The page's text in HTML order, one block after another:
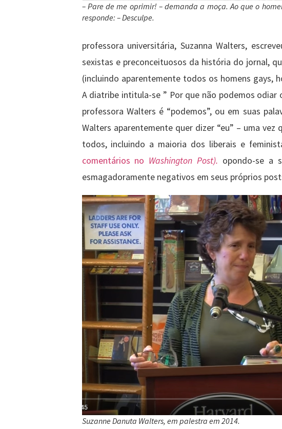
– Pare de me oprimir! – demanda a moça. Ao que o
responde: – Desculpe.
professora universitária, Suzanna Walters,
sexistas e preconceituosos da história do jornal,
(incluindo aparentemente todos os homens gays,
A diatribe intitula-se ” Por que não podemos odiar
professora Walters é “podemos”, ou em suas
Walters aparentemente quer dizer “eu” – uma
todos, incluindo a maioria dos liberais e
comentários no Washington Post). opondo-se a
esmagadoramente negativos em seus próprios
Suzanne Danuta Walters, em palestra em 2014.